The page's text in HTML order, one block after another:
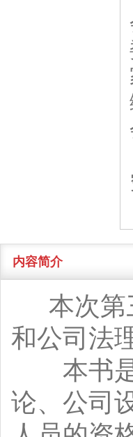
内容简介
本次第
和公司法
本书是
论、公司